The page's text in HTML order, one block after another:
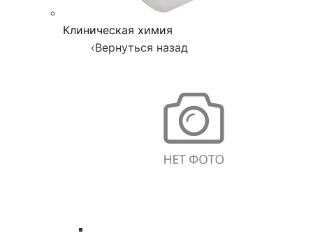
Клиническая химия
‹Вернуться назад